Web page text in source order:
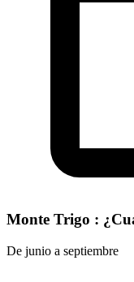
Monte Trigo :
De junio a septiembre